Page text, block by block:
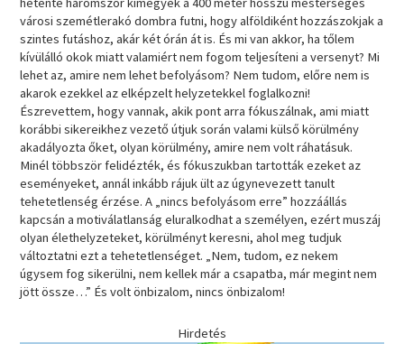
városi szemétlerakó dombra futni, hogy alföldiként hozzászokjak a
szintes futáshoz, akár két órán át is. És mi van akkor, ha tőlem
kívülálló okok miatt valamiért nem fogom teljesíteni a versenyt? Mi
lehet az, amire nem lehet befolyásom? Nem tudom, előre nem is
akarok ezekkel az elképzelt helyzetekkel foglalkozni!
Észrevettem, hogy vannak, akik pont arra fókuszálnak, ami miatt
korábbi sikereikhez vezető útjuk során valami külső körülmény
akadályozta őket, olyan körülmény, amire nem volt ráhatásuk.
Minél többször felidézték, és fókuszukban tartották ezeket az
eseményeket, annál inkább rájuk ült az úgynevezett tanult
tehetetlenség érzése. A „nincs befolyásom erre” hozzáállás
kapcsán a motiválatlanság eluralkodhat a személyen, ezért muszáj
olyan élethelyzeteket, körülményt keresni, ahol meg tudjuk
változtatni ezt a tehetetlenséget. „Nem, tudom, ez nekem
úgysem fog sikerülni, nem kellek már a csapatba, már megint nem
jött össze…” És volt önbizalom, nincs önbizalom!
Hirdetés